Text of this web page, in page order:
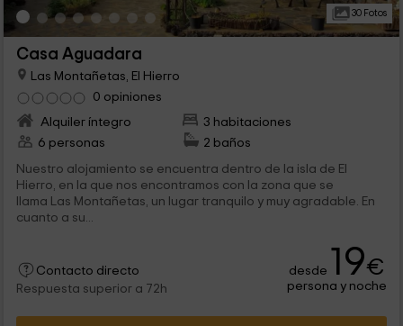
30 Fotos
Casa Aguadara
Las Montañetas, El Hierro
0 opiniones
Alquiler íntegro
3 habitaciones
6 personas
2 baños
Nuestro alojamiento se encuentra dentro de la isla de El
Hierro, en la que nos encontramos con la zona que se
llama Las Montañetas, un lugar tranquilo y muy agradable. En
cuanto a su...
Contacto directo
Respuesta superior a 72h
desde 19€
persona y noche